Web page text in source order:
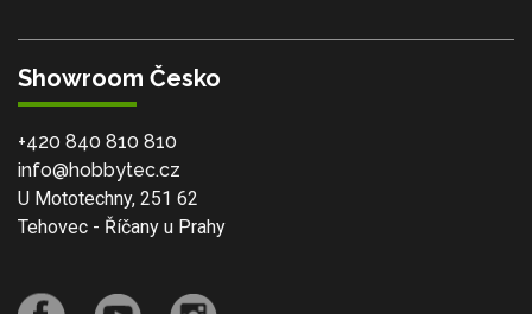
Showroom Česko
+420 840 810 810
info@hobbytec.cz
U Mototechny, 251 62
Tehovec - Říčany u Prahy